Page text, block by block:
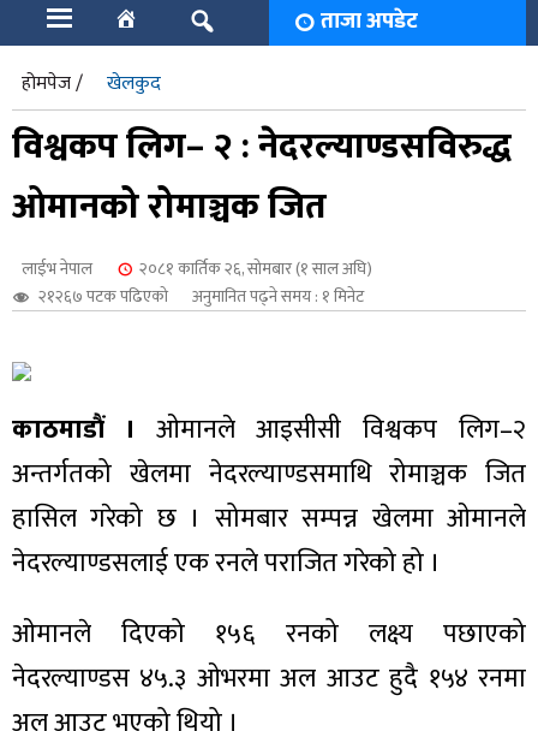
ताजा अपडेट
होमपेज / खेलकुद
विश्वकप लिग– २ : नेदरल्याण्डसविरुद्ध
ओमानको रोमाञ्चक जित
लाईभ नेपाल
२०८१ कार्तिक २६, सोमबार (१ साल अघि)
२१२६७ पटक पढिएको
अनुमानित पढ्ने समय : १ मिनेट
काठमाडौं । ओमानले आइसीसी विश्वकप लिग–२
अन्तर्गतको खेलमा नेदरल्याण्डसमाथि रोमाञ्चक जित
हासिल गरेको छ । सोमबार सम्पन्न खेलमा ओमानले
नेदरल्याण्डसलाई एक रनले पराजित गरेको हो ।
ओमानले दिएको १५६ रनको लक्ष्य पछाएको
नेदरल्याण्डस ४५.३ ओभरमा अल आउट हुदै १५४ रनमा